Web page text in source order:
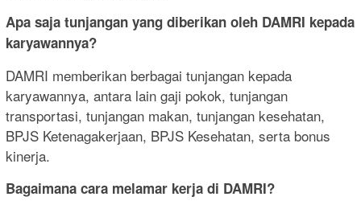
Apa saja tunjangan yang diberikan oleh DAMRI kepada
karyawannya?
DAMRI memberikan berbagai tunjangan kepada
karyawannya, antara lain gaji pokok, tunjangan
transportasi, tunjangan makan, tunjangan kesehatan,
BPJS Ketenagakerjaan, BPJS Kesehatan, serta bonus
kinerja.
Bagaimana cara melamar kerja di DAMRI?